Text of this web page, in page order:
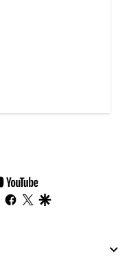
youtube-
footer
instagram
facebook
twitter